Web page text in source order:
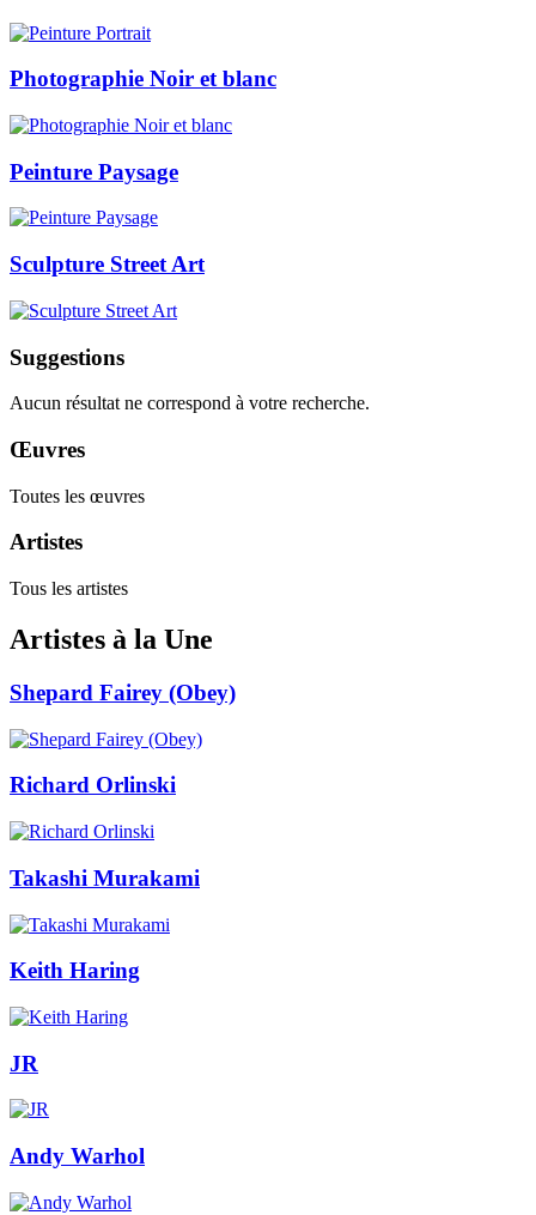
Photographie Noir et blanc
Peinture Paysage
Sculpture Street Art
Suggestions
Aucun résultat ne correspond à votre recherche.
Œuvres
Toutes les œuvres
Artistes
Tous les artistes
Artistes à la Une
Shepard Fairey (Obey)
Richard Orlinski
Takashi Murakami
Keith Haring
JR
Andy Warhol